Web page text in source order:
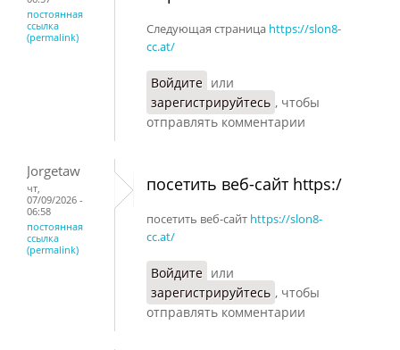
постоянная
ссылка
(permalink)
Следующая страница https://slon8-
cc.at/
Войдите или
зарегистрируйтесь , чтобы
отправлять комментарии
Jorgetaw
чт,
07/09/2026 -
06:58
постоянная
ссылка
(permalink)
посетить веб-сайт https:/
посетить веб-сайт https://slon8-
cc.at/
Войдите или
зарегистрируйтесь , чтобы
отправлять комментарии